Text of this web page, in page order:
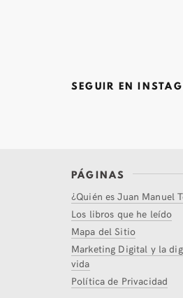
SEGUIR EN
PÁGINAS
¿Quién es Juan Manuel
Los libros que he leído
Mapa del Sitio
Marketing Digital y la
vida
Política de Privacidad